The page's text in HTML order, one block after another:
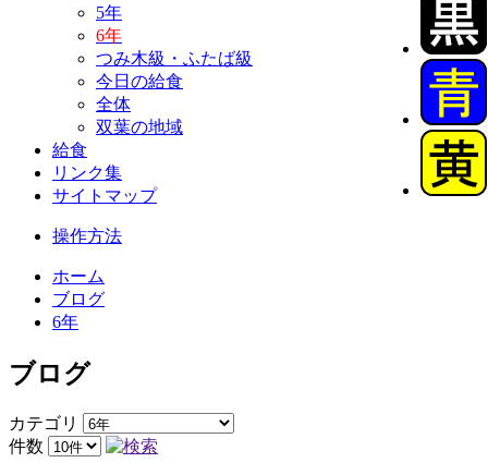
5年
6年
つみ木級・ふたば級
今日の給食
全体
双葉の地域
給食
リンク集
サイトマップ
操作方法
ホーム
ブログ
6年
ブログ
カテゴリ
件数